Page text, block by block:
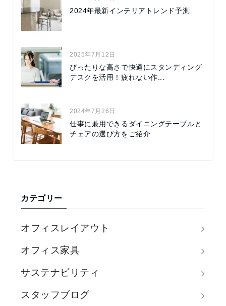
2024年最新インテリアトレンド予測
2025年7月12日
ぴったりな高さで快適にスタンディング
デスクを活用！疲れない作...
2024年7月26日
仕事に兼用できるダイニングテーブルと
チェアの選び方をご紹介
カテゴリー
オフィスレイアウト
オフィス家具
サステナビリティ
スタッフブログ